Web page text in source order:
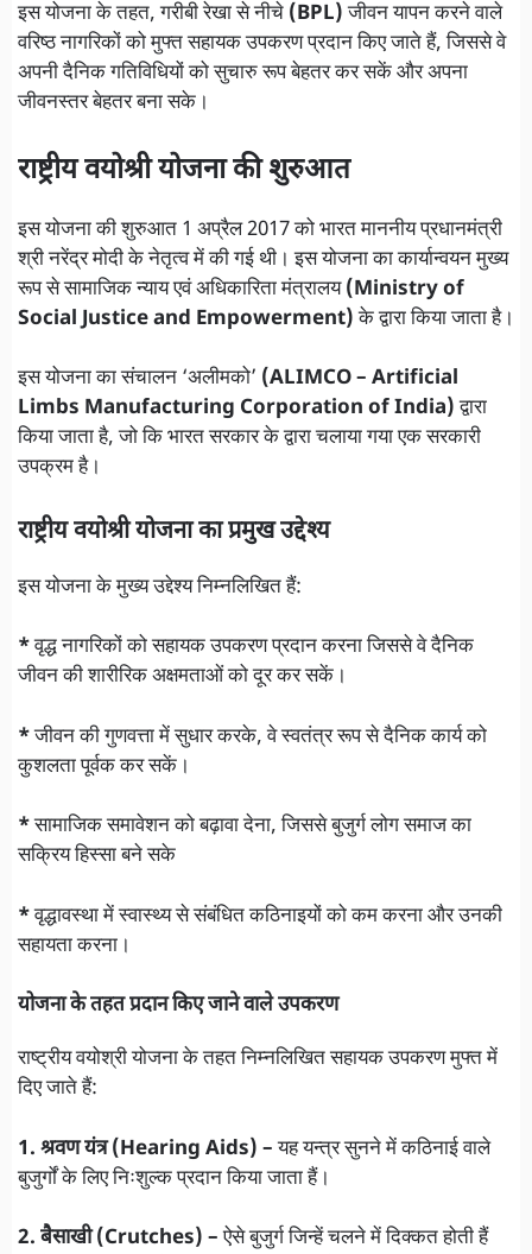
इस योजना के तहत, गरीबी रेखा से नीचे (BPL)जीवन यापन करने वाले
वरिष्ठ नागरिकों को मुफ्त सहायक उपकरण प्रदान किए जाते हैं, जिससे वे
अपनी दैनिक गतिविधियों को सुचारु रूप बेहतर कर सकें और अपना
जीवनस्तर बेहतर बना सके।
राष्ट्रीय वयोश्री योजना की शुरुआत
इस योजना की शुरुआत 1 अप्रैल 2017 को भारत माननीय प्रधानमंत्री
श्री नरेंद्र मोदी के नेतृत्व में की गई थी। इस योजना का कार्यान्वयन मुख्य
रूप से सामाजिक न्याय एवं अधिकारिता मंत्रालय(Ministry of
Social Justice and Empowerment)के द्वारा किया जाता है।
इस योजना का संचालन ‘अलीमको’ (ALIMCO – Artificial
Limbs Manufacturing Corporation of India)द्वारा
किया जाता है, जो कि भारत सरकार के द्वारा चलाया गया एक सरकारी
उपक्रम है।
राष्ट्रीय वयोश्री योजना का प्रमुख उद्देश्य
इस योजना के मुख्य उद्देश्य निम्नलिखित हैं:
*वृद्ध नागरिकों को सहायक उपकरण प्रदान करना जिससे वे दैनिक
जीवन की शारीरिक अक्षमताओं को दूर कर सकें।
*जीवन की गुणवत्ता में सुधार करके, वे स्वतंत्र रूप से दैनिक कार्य को
कुशलता पूर्वक कर सकें।
*सामाजिक समावेशन को बढ़ावा देना, जिससे बुजुर्ग लोग समाज का
सक्रिय हिस्सा बने सके
*वृद्धावस्था में स्वास्थ्य से संबंधित कठिनाइयों को कम करना और उनकी
सहायता करना।
योजना के तहत प्रदान किए जाने वाले उपकरण
राष्ट्रीय वयोश्री योजना के तहत निम्नलिखित सहायक उपकरण मुफ्त में
दिए जाते हैं:
1. श्रवण यंत्र (Hearing Aids) –यह यन्त्र सुनने में कठिनाई वाले
बुजुर्गों के लिए निःशुल्क प्रदान किया जाता हैं।
2. बैसाखी (Crutches) –ऐसे बुजुर्ग जिन्हें चलने में दिक्कत होती हैं